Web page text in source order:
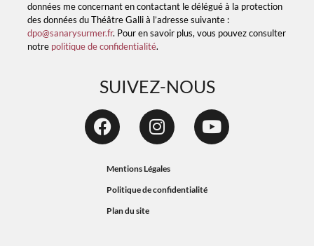
données me concernant en contactant le délégué à la protection
des données du Théâtre Galli à l’adresse suivante :
dpo@sanarysurmer.fr. Pour en savoir plus, vous pouvez consulter
notre politique de confidentialité.
SUIVEZ-NOUS
Mentions Légales
Politique de confidentialité
Plan du site